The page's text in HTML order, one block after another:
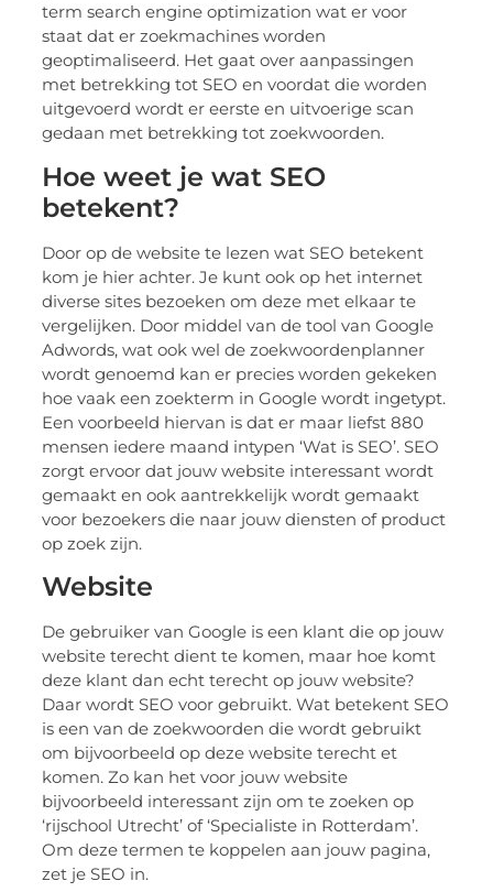
term search engine optimization wat er voor
staat dat er zoekmachines worden
geoptimaliseerd. Het gaat over aanpassingen
met betrekking tot SEO en voordat die worden
uitgevoerd wordt er eerste en uitvoerige scan
gedaan met betrekking tot zoekwoorden.
Hoe weet je wat SEO
betekent?
Door op de website te lezen wat SEO betekent
kom je hier achter. Je kunt ook op het internet
diverse sites bezoeken om deze met elkaar te
vergelijken. Door middel van de tool van Google
Adwords, wat ook wel de zoekwoordenplanner
wordt genoemd kan er precies worden gekeken
hoe vaak een zoekterm in Google wordt ingetypt.
Een voorbeeld hiervan is dat er maar liefst 880
mensen iedere maand intypen ‘Wat is SEO’. SEO
zorgt ervoor dat jouw website interessant wordt
gemaakt en ook aantrekkelijk wordt gemaakt
voor bezoekers die naar jouw diensten of product
op zoek zijn.
Website
De gebruiker van Google is een klant die op jouw
website terecht dient te komen, maar hoe komt
deze klant dan echt terecht op jouw website?
Daar wordt SEO voor gebruikt. Wat betekent SEO
is een van de zoekwoorden die wordt gebruikt
om bijvoorbeeld op deze website terecht et
komen. Zo kan het voor jouw website
bijvoorbeeld interessant zijn om te zoeken op
‘rijschool Utrecht’ of ‘Specialiste in Rotterdam’.
Om deze termen te koppelen aan jouw pagina,
zet je SEO in.